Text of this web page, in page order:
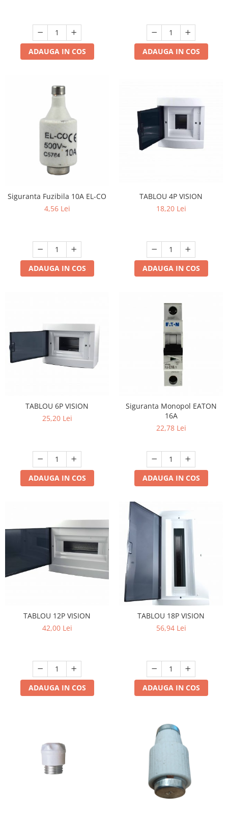
ADAUGA IN COS ADAUGA IN COS
Siguranta Fuzibila 10A EL-CO
4,56 Lei
ADAUGA IN COS
TABLOU 4P VISION
18,20 Lei
ADAUGA IN COS
TABLOU 6P VISION
25,20 Lei
ADAUGA IN COS
Siguranta Monopol EATON
16A
22,78 Lei
ADAUGA IN COS
TABLOU 12P VISION
42,00 Lei
ADAUGA IN COS
TABLOU 18P VISION
56,94 Lei
ADAUGA IN COS